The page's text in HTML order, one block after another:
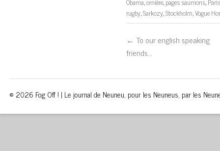
rugby,Sarkozy,Stockholm,Vogue
← To our english speaking
friends…
© 2026 Fog Off ! | Le journal de Neuneu, pour les Neuneus, par les